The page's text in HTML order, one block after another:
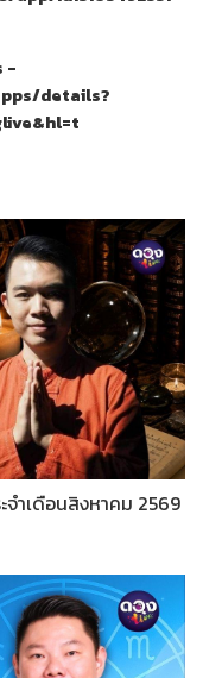
-
details?
ำเดือนสิงหาคม 2569